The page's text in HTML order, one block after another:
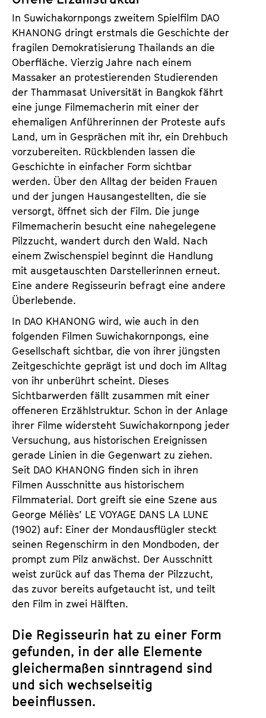
In Suwichakornpongs zweitem Spielfilm DAO
KHANONG dringt erstmals die Geschichte der
fragilen Demokratisierung Thailands an die
Oberfläche. Vierzig Jahre nach einem
Massaker an protestierenden Studierenden
der Thammasat Universität in Bangkok fährt
eine junge Filmemacherin mit einer der
ehemaligen Anführerinnen der Proteste aufs
Land, um in Gesprächen mit ihr, ein Drehbuch
vorzubereiten. Rückblenden lassen die
Geschichte in einfacher Form sichtbar
werden. Über den Alltag der beiden Frauen
und der jungen Hausangestellten, die sie
versorgt, öffnet sich der Film. Die junge
Filmemacherin besucht eine nahegelegene
Pilzzucht, wandert durch den Wald. Nach
einem Zwischenspiel beginnt die Handlung
mit ausgetauschten Darstellerinnen erneut.
Eine andere Regisseurin befragt eine andere
Überlebende.
In DAO KHANONG wird, wie auch in den
folgenden Filmen Suwichakornpongs, eine
Gesellschaft sichtbar, die von ihrer jüngsten
Zeitgeschichte geprägt ist und doch im Alltag
von ihr unberührt scheint. Dieses
Sichtbarwerden fällt zusammen mit einer
offeneren Erzählstruktur. Schon in der Anlage
ihrer Filme widersteht Suwichakornpong jeder
Versuchung, aus historischen Ereignissen
gerade Linien in die Gegenwart zu ziehen.
Seit DAO KHANONG finden sich in ihren
Filmen Ausschnitte aus historischem
Filmmaterial. Dort greift sie eine Szene aus
George Méliès’ LE VOYAGE DANS LA LUNE
(1902) auf: Einer der Mondausflügler steckt
seinen Regenschirm in den Mondboden, der
prompt zum Pilz anwächst. Der Ausschnitt
weist zurück auf das Thema der Pilzzucht,
das zuvor bereits aufgetaucht ist, und teilt
den Film in zwei Hälften.
Die Regisseurin hat zu einer Form
gefunden, in der alle Elemente
gleichermaßen sinntragend sind
und sich wechselseitig
beeinflussen.